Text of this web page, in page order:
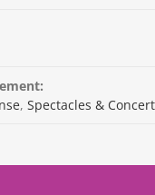
, Spectacles &